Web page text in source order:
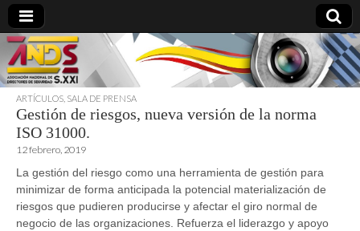
directoresdeseguridad.es
ARTÍCULOS SALA DE PRENSA
Gestión de riesgos, nueva versión de la norma
ISO 31000.
12 febrero, 2019
La gestión del riesgo como una herramienta de gestión para
minimizar de forma anticipada la potencial materialización de
riesgos que pudieren producirse y afectar el giro normal de
negocio de las organizaciones. Refuerza el liderazgo y apoyo